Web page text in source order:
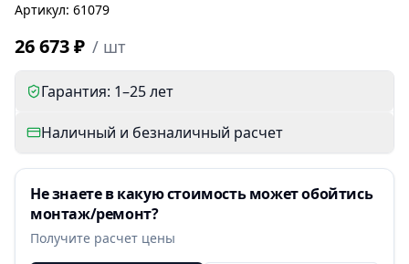
Артикул: 61079
26 673 ₽ / шт
Гарантия: 1–25 лет
Наличный и безналичный расчет
Не знаете в какую стоимость может обойтись
монтаж/ремонт?
Получите расчет цены